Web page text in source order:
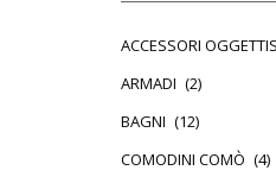
ACCESSORI
ARMADI (2)
BAGNI (12)
COMODINI COMÒ (4)